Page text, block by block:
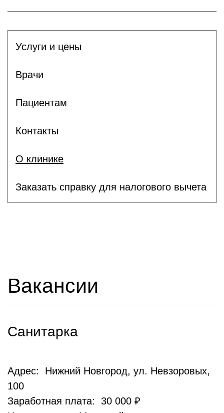
Услуги и цены
Врачи
Пациентам
Контакты
О клинике
Заказать справку для налогового вычета
Вакансии
Санитарка
Адрес: Нижний Новгород, ул. Невзоровых,
100
Заработная плата: 30 000 ₽